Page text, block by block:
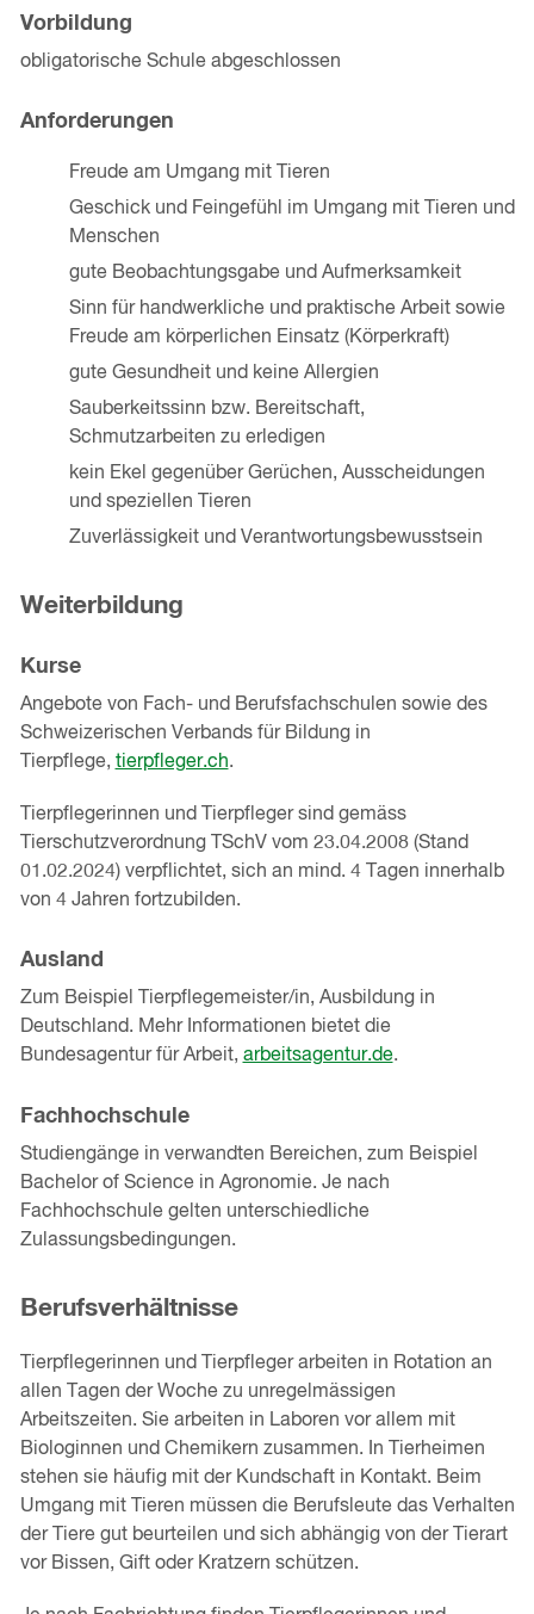
Vorbildung
obligatorische Schule abgeschlossen
Anforderungen
Freude am Umgang mit Tieren
Geschick und Feingefühl im Umgang mit Tieren und
Menschen
gute Beobachtungsgabe und Aufmerksamkeit
Sinn für handwerkliche und praktische Arbeit sowie
Freude am körperlichen Einsatz (Körperkraft)
gute Gesundheit und keine Allergien
Sauberkeitssinn bzw. Bereitschaft,
Schmutzarbeiten zu erledigen
kein Ekel gegenüber Gerüchen, Ausscheidungen
und speziellen Tieren
Zuverlässigkeit und Verantwortungsbewusstsein
Weiterbildung
Kurse
Angebote von Fach- und Berufsfachschulen sowie des
Schweizerischen Verbands für Bildung in
Tierpflege, tierpfleger.ch.
Tierpflegerinnen und Tierpfleger sind gemäss
Tierschutzverordnung TSchV vom 23.04.2008 (Stand
01.02.2024) verpflichtet, sich an mind. 4 Tagen innerhalb
von 4 Jahren fortzubilden.
Ausland
Zum Beispiel Tierpflegemeister/in, Ausbildung in
Deutschland. Mehr Informationen bietet die
Bundesagentur für Arbeit, arbeitsagentur.de.
Fachhochschule
Studiengänge in verwandten Bereichen, zum Beispiel
Bachelor of Science in Agronomie. Je nach
Fachhochschule gelten unterschiedliche
Zulassungsbedingungen.
Berufsverhältnisse
Tierpflegerinnen und Tierpfleger arbeiten in Rotation an
allen Tagen der Woche zu unregelmässigen
Arbeitszeiten. Sie arbeiten in Laboren vor allem mit
Biologinnen und Chemikern zusammen. In Tierheimen
stehen sie häufig mit der Kundschaft in Kontakt. Beim
Umgang mit Tieren müssen die Berufsleute das Verhalten
der Tiere gut beurteilen und sich abhängig von der Tierart
vor Bissen, Gift oder Kratzern schützen.